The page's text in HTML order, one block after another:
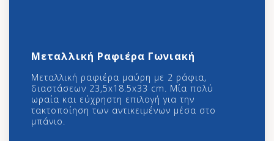
Μεταλλική Ραφιέρα Γωνιακή
Μεταλλική ραφιέρα μαύρη με 2 ράφια,
διαστάσεων 23,5x18.5x33 cm. Μία πολύ
ωραία και εύχρηστη επιλογή για την
τακτοποίηση των αντικειμένων μέσα στο
μπάνιο.